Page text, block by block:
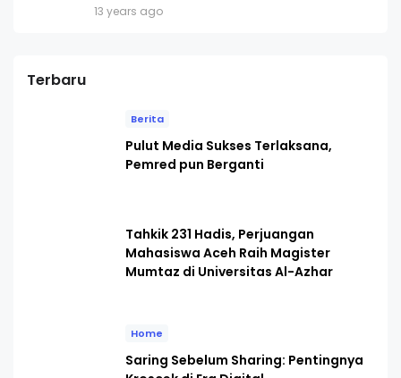
13 years ago
Terbaru
Berita
Pulut Media Sukses Terlaksana,
Pemred pun Berganti
Tahkik 231 Hadis, Perjuangan
Mahasiswa Aceh Raih Magister
Mumtaz di Universitas Al-Azhar
Home
Saring Sebelum Sharing: Pentingnya